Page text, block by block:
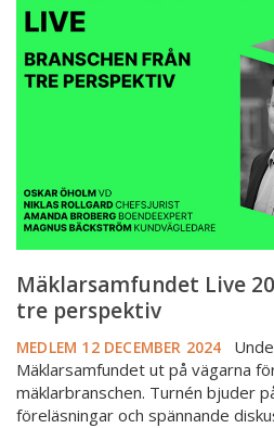
2025
branschen
Mäklarsamfundet Live
tre perspektiv
MEDLEM 12 DECEMBER 2024
Mäklarsamfundet ut på vägarna
mäklarbranschen. Turnén bjuder
föreläsningar och spännande